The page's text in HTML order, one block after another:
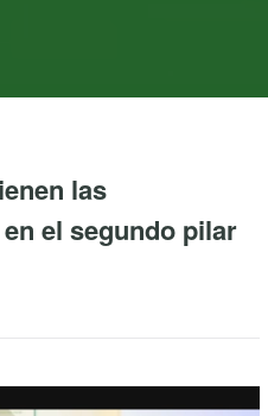
las
el segundo pilar